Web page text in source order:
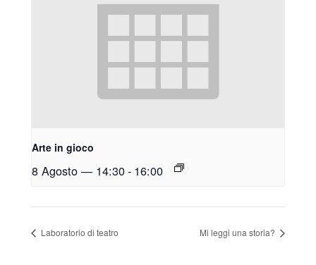
Arte in gioco
8 Agosto — 14:30- 16:00
Laboratorio di teatro Mi leggi una storia?